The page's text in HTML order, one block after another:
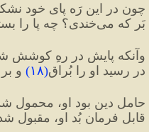
چون در این رَه پایِ خود
بَر که می‌خندی؟ چه پا را بسته یی؟
وآنکه پایش در رهِ
در رسید او را بُراق(۱۸) و
حاملِ دین بود او، محمول
قابلِ فرمان بُد او، مقبول